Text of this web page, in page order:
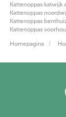
Kattenoppas katwijk
Kattenoppas
Kattenoppas
Kattenoppas
Homepagina